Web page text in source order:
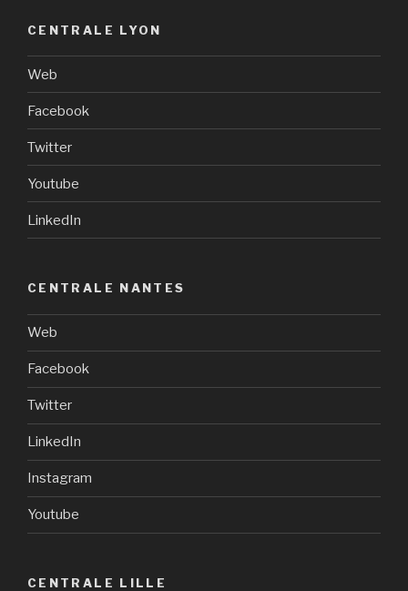
CENTRALE LYON
Web
Facebook
Twitter
Youtube
LinkedIn
CENTRALE NANTES
Web
Facebook
Twitter
LinkedIn
Instagram
Youtube
CENTRALE LILLE